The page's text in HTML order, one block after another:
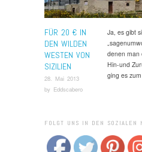
FÜR 20 € IN
DEN WILDEN
WESTEN VON
SIZILIEN
28. Mai 2013
by Eddscabero
Ja, es gibt
denen man
Hin-und
ging es
FOLGT UNS IN DEN SOZIALEN